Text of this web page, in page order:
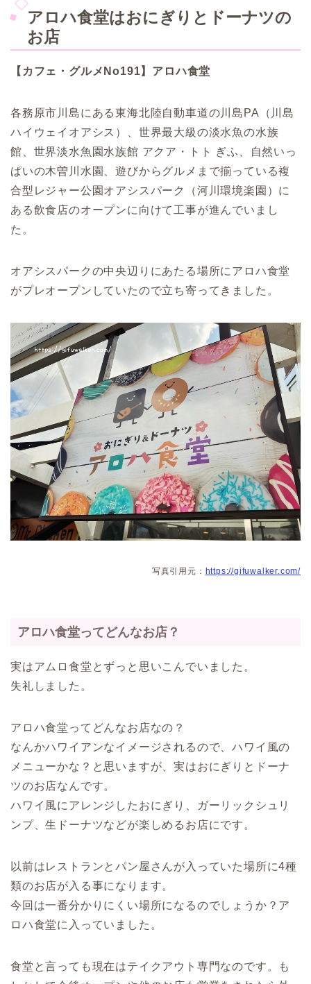
アロハ食堂はおにぎりとドーナツの
お店
【カフェ・グルメNo191】アロハ食堂
各務原市川島にある東海北陸自動車道の川島PA（川島
ハイウェイオアシス）、世界最大級の淡水魚の水族
館、世界淡水魚園水族館 アクア・トト ぎふ、自然いっ
ぱいの木曽川水園、遊びからグルメまで揃っている複
合型レジャー公園オアシスパーク（河川環境楽園）に
ある飲食店のオープンに向けて工事が進んでいまし
た。
オアシスパークの中央辺りにあたる場所にアロハ食堂
がプレオープンしていたので立ち寄ってきました。
写真引用元： https://gifuwalker.com/
アロハ食堂ってどんなお店？
実はアムロ食堂とずっと思いこんでいました。
失礼しました。
アロハ食堂ってどんなお店なの？
なんかハワイアンなイメージされるので、ハワイ風の
メニューかな？と思いますが、実はおにぎりとドーナ
ツのお店なんです。
ハワイ風にアレンジしたおにぎり、ガーリックシュリ
ンプ、生ドーナツなどが楽しめるお店にです。
以前はレストランとパン屋さんが入っていた場所に4種
類のお店が入る事になります。
今回は一番分かりにくい場所になるのでしょうか？ア
ロハ食堂に入っていました。
食堂と言っても現在はテイクアウト専門なのです。も